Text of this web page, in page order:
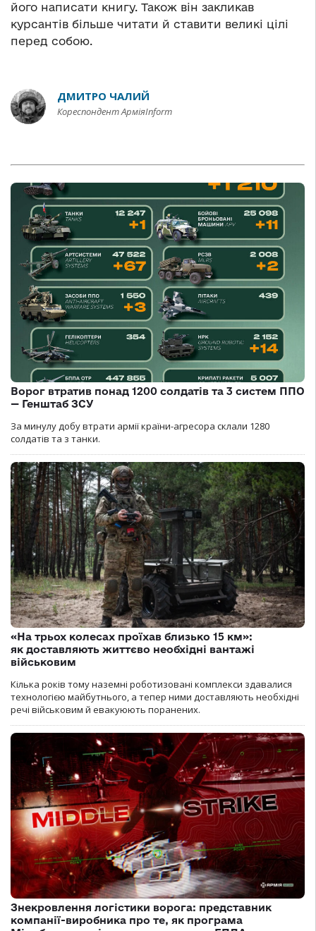
його написати книгу. Також він закликав
курсантів більше читати й ставити великі цілі
перед собою.
ДМИТРО ЧАЛИЙ
Кореспондент АрміяInform
Ворог втратив понад 1200 солдатів та 3 систем ППО
— Генштаб ЗСУ
За минулу добу втрати армії країни-агресора склали 1280
солдатів та з танки.
«На трьох колесах проїхав близько 15 км»:
як доставляють життєво необхідні вантажі
військовим
Кілька років тому наземні роботизовані комплекси здавалися
технологією майбутнього, а тепер ними доставляють необхідні
речі військовим й евакуюють поранених.
Знекровлення логістики ворога: представник
компанії-виробника про те, як програма